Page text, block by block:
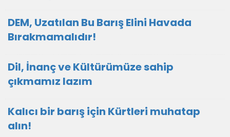
DEM, Uzatılan Bu Barış Elini Havada
Bırakmamalıdır!
Dil, İnanç ve Kültürümüze sahip
çıkmamız lazım
Kalıcı bir barış için Kürtleri muhatap
alın!